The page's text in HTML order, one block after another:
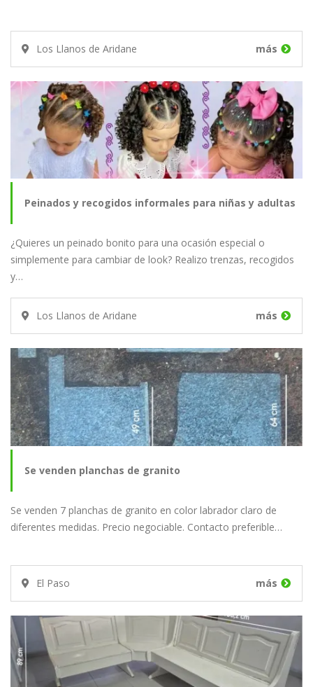
Los Llanos de Aridane más
Peinados y recogidos informales para niñas y adultas
¿Quieres un peinado bonito para una ocasión especial o
simplemente para cambiar de look? Realizo trenzas, recogidos
y…
Los Llanos de Aridane más
Se venden planchas de granito
Se venden 7 planchas de granito en color labrador claro de
diferentes medidas. Precio negociable. Contacto preferible…
El Paso más